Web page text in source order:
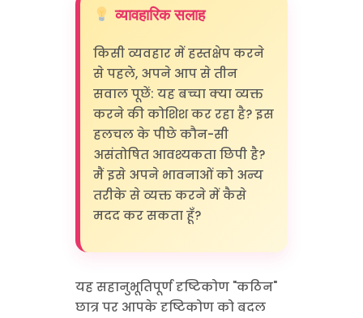
व्यावहारिक सलाह
किसी व्यवहार में हस्तक्षेप करने
से पहले, अपने आप से तीन
सवाल पूछें: यह बच्चा क्या व्यक्त
करने की कोशिश कर रहा है? इस
हलचल के पीछे कौन-सी
असंतोषित आवश्यकता छिपी है?
मैं इसे अपने भावनाओं को अन्य
तरीके से व्यक्त करने में कैसे
मदद कर सकता हूँ?
यह सहानुभूतिपूर्ण दृष्टिकोण "कठिन"
छात्र पर आपके दृष्टिकोण को बदल